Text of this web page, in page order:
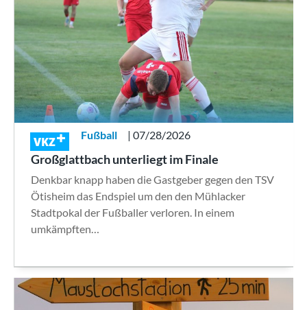
VKZ Fußball | 07/28/2026
Großglattbach unterliegt im Finale
Denkbar knapp haben die Gastgeber gegen den TSV
Ötisheim das Endspiel um den den Mühlacker
Stadtpokal der Fußballer verloren. In einem
umkämpften…